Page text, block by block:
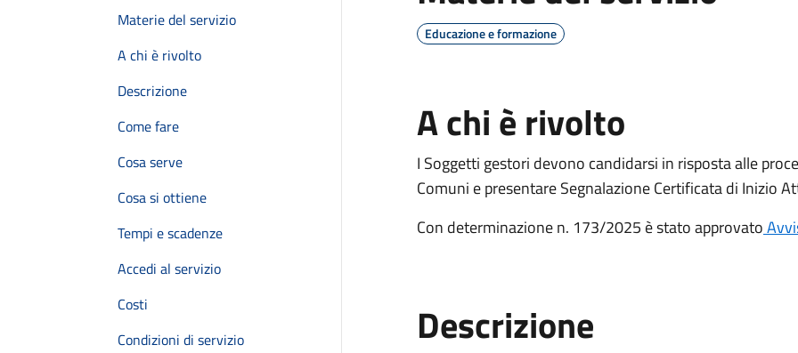
Materie del servizio
A chi è rivolto
Descrizione
Come fare
Cosa serve
Cosa si ottiene
Tempi e scadenze
Accedi al servizio
Costi
Condizioni di servizio
Educazione e formazione
A chi è rivolto
I Soggetti gestori devono candidarsi in risposta alle
Comuni e presentare Segnalazione Certificata di Inizio
Con determinazione n. 173/2025 è stato approvato
Descrizione